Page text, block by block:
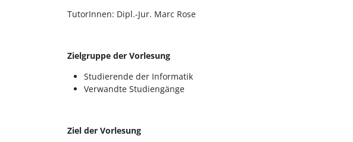
TutorInnen: Dipl.-Jur. Marc Rose
Zielgruppe der Vorlesung
Studierende der Informatik
Verwandte Studiengänge
Ziel der Vorlesung